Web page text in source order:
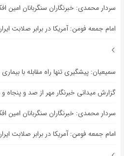
سردار محمدی: خبرنگاران سنگربانان امین
امام جمعه فومن: آمریکا در برابر صلابت
سمیعیان: پیشگیری تنها راه مقابله با
گزارش میدانی خبرنگار مهر از صد و پنجاه
سردار محمدی: خبرنگاران سنگربانان امین
امام جمعه فومن: آمریکا در برابر صلابت